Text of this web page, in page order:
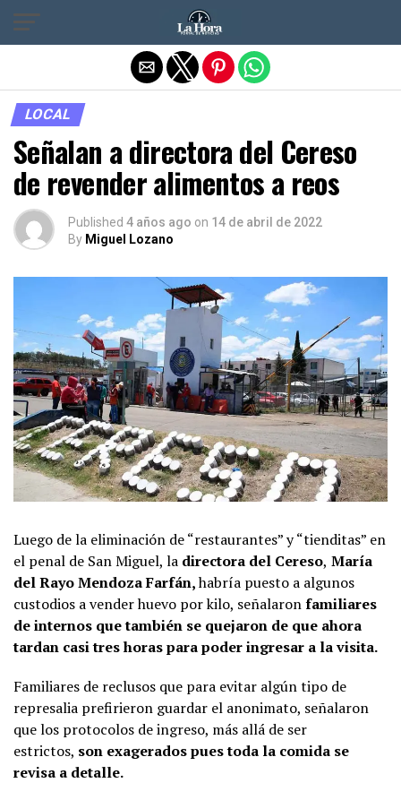
LOCAL
Señalan a directora del Cereso
de revender alimentos a reos
Published 4 años ago on 14 de abril de 2022
By Miguel Lozano
Luego de la eliminación de “restaurantes” y “tienditas” en
el penal de San Miguel, la directora del Cereso, María
del Rayo Mendoza Farfán,habría puesto a algunos
custodios a vender huevo por kilo, señalaronfamiliares
de internos que también se quejaron de que ahora
tardan casi tres horas para poder ingresar a la visita.
Familiares de reclusos que para evitar algún tipo de
represalia prefirieron guardar el anonimato, señalaron
que los protocolos de ingreso, más allá de ser
estrictos, son exagerados pues toda la comida se
revisa a detalle.
Salir de la versión móvil